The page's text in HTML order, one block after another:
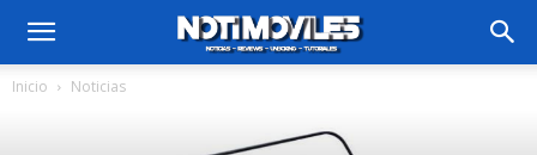
Inicio Noticias